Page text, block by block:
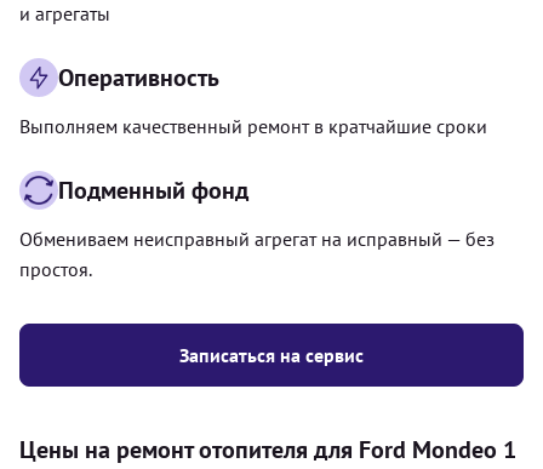
Записаться на сервис
и агрегаты
Оперативность
Выполняем качественный ремонт в кратчайшие сроки
Подменный фонд
Обмениваем неисправный агрегат на исправный — без
простоя.
Цены на ремонт отопителя для Ford Mondeo 1